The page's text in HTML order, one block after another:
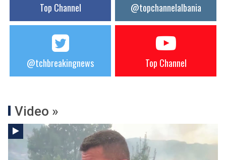
Top Channel @topchannelalbania
@tchbreakingnews Top Channel
Video »